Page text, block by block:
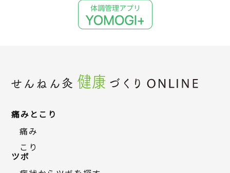
痛みとこり
痛み
こり
ツボ